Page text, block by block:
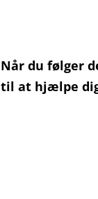
Når du følger
til at hjælpe